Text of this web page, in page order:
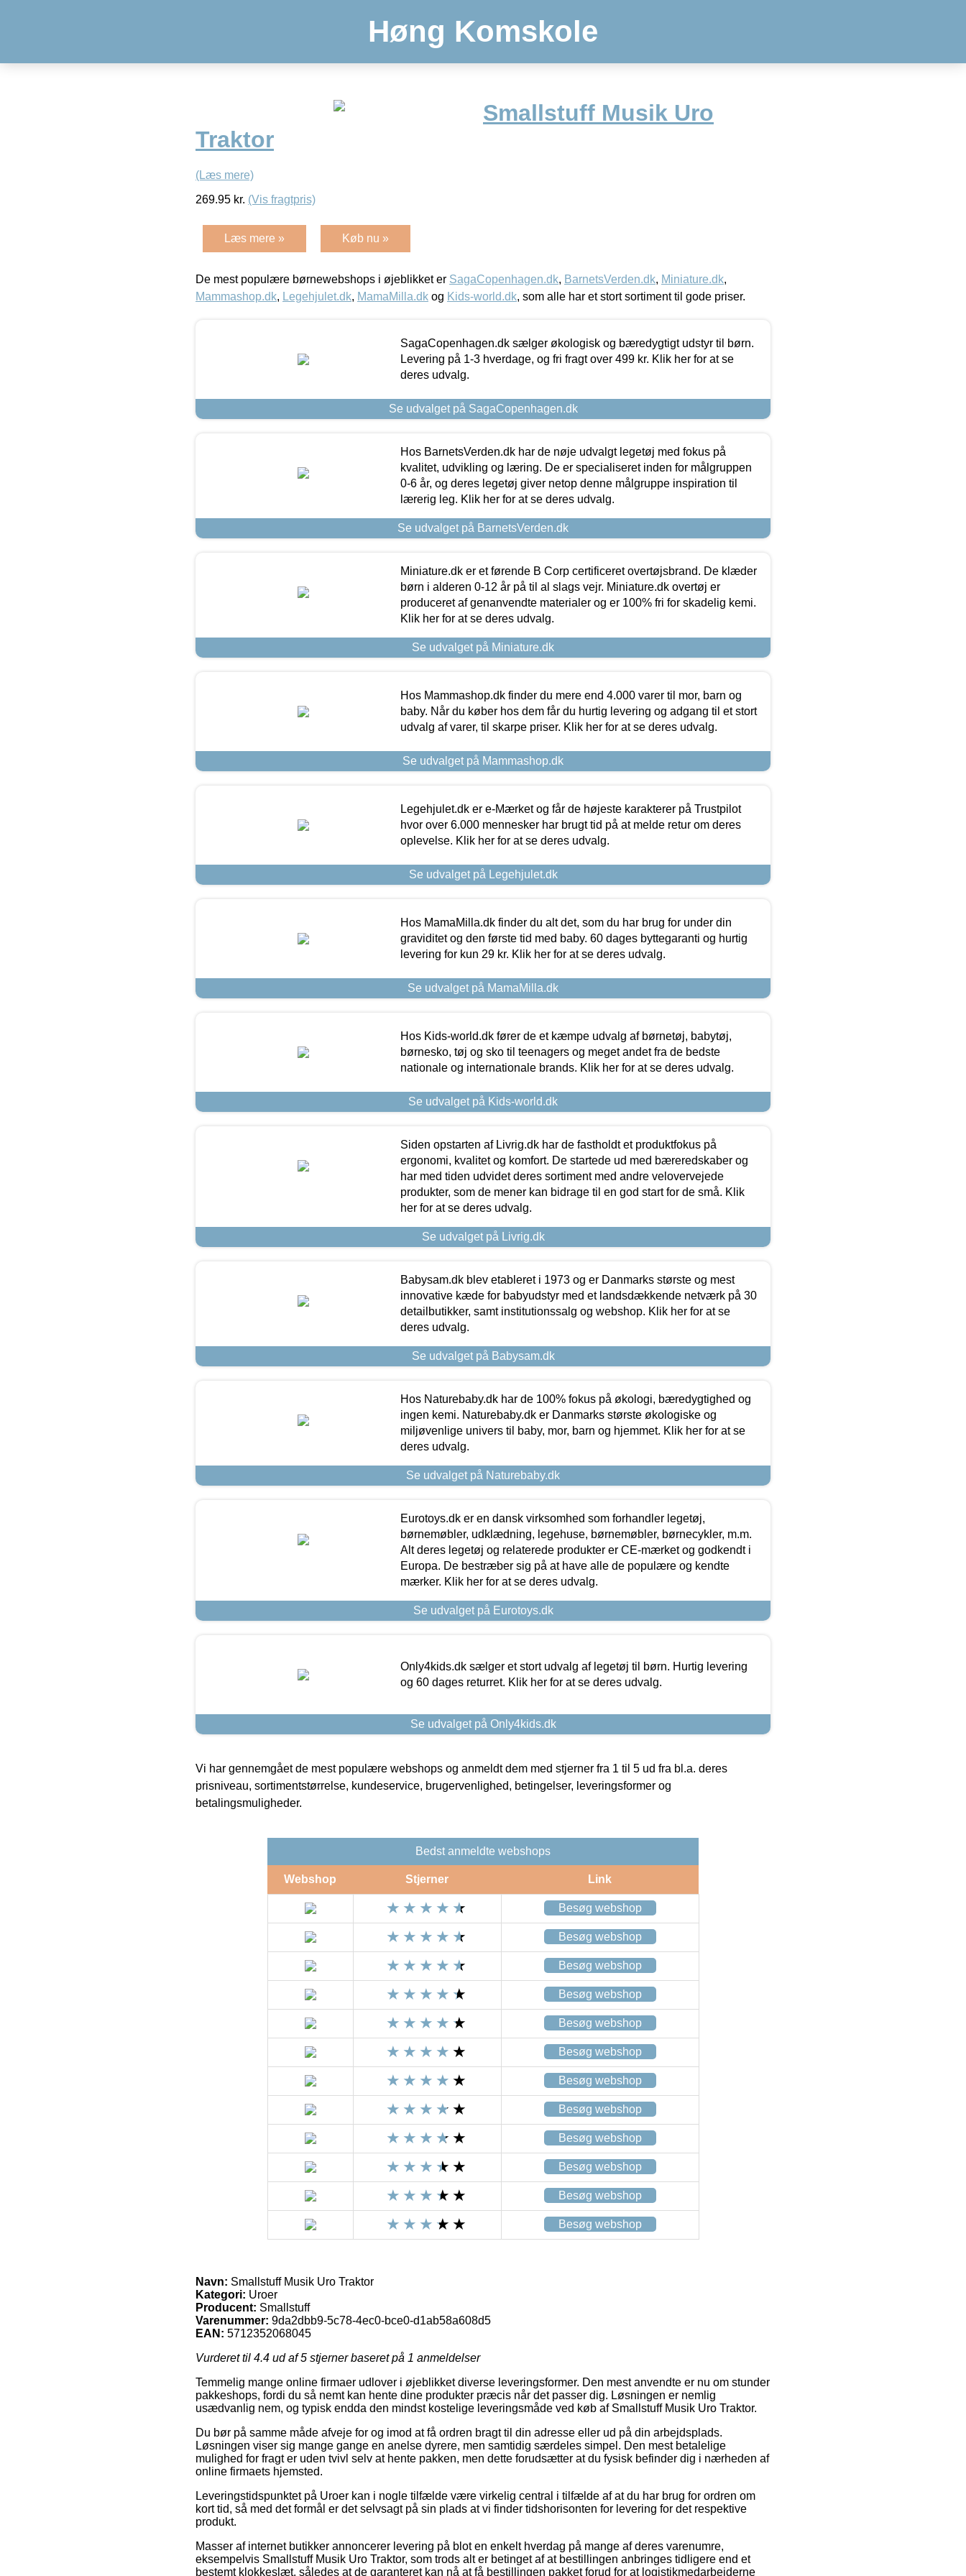
Høng Komskole
Smallstuff Musik Uro
Traktor
(Læs mere)
269.95 kr. (Vis fragtpris)
Læs mere » Køb nu »
De mest populære børnewebshops i øjeblikket er SagaCopenhagen.dk, BarnetsVerden.dk, Miniature.dk,
Mammashop.dk, Legehjulet.dk, MamaMilla.dk og Kids-world.dk, som alle har et stort sortiment til gode priser.
SagaCopenhagen.dk sælger økologisk og bæredygtigt udstyr til børn.
Levering på 1-3 hverdage, og fri fragt over 499 kr. Klik her for at se
deres udvalg.
Se udvalget på SagaCopenhagen.dk
Hos BarnetsVerden.dk har de nøje udvalgt legetøj med fokus på
kvalitet, udvikling og læring. De er specialiseret inden for målgruppen
0-6 år, og deres legetøj giver netop denne målgruppe inspiration til
lærerig leg. Klik her for at se deres udvalg.
Se udvalget på BarnetsVerden.dk
Miniature.dk er et førende B Corp certificeret overtøjsbrand. De klæder
børn i alderen 0-12 år på til al slags vejr. Miniature.dk overtøj er
produceret af genanvendte materialer og er 100% fri for skadelig kemi.
Klik her for at se deres udvalg.
Se udvalget på Miniature.dk
Hos Mammashop.dk finder du mere end 4.000 varer til mor, barn og
baby. Når du køber hos dem får du hurtig levering og adgang til et stort
udvalg af varer, til skarpe priser. Klik her for at se deres udvalg.
Se udvalget på Mammashop.dk
Legehjulet.dk er e-Mærket og får de højeste karakterer på Trustpilot
hvor over 6.000 mennesker har brugt tid på at melde retur om deres
oplevelse. Klik her for at se deres udvalg.
Se udvalget på Legehjulet.dk
Hos MamaMilla.dk finder du alt det, som du har brug for under din
graviditet og den første tid med baby. 60 dages byttegaranti og hurtig
levering for kun 29 kr. Klik her for at se deres udvalg.
Se udvalget på MamaMilla.dk
Hos Kids-world.dk fører de et kæmpe udvalg af børnetøj, babytøj,
børnesko, tøj og sko til teenagers og meget andet fra de bedste
nationale og internationale brands. Klik her for at se deres udvalg.
Se udvalget på Kids-world.dk
Siden opstarten af Livrig.dk har de fastholdt et produktfokus på
ergonomi, kvalitet og komfort. De startede ud med bæreredskaber og
har med tiden udvidet deres sortiment med andre velovervejede
produkter, som de mener kan bidrage til en god start for de små. Klik
her for at se deres udvalg.
Se udvalget på Livrig.dk
Babysam.dk blev etableret i 1973 og er Danmarks største og mest
innovative kæde for babyudstyr med et landsdækkende netværk på 30
detailbutikker, samt institutionssalg og webshop. Klik her for at se
deres udvalg.
Se udvalget på Babysam.dk
Hos Naturebaby.dk har de 100% fokus på økologi, bæredygtighed og
ingen kemi. Naturebaby.dk er Danmarks største økologiske og
miljøvenlige univers til baby, mor, barn og hjemmet. Klik her for at se
deres udvalg.
Se udvalget på Naturebaby.dk
Eurotoys.dk er en dansk virksomhed som forhandler legetøj,
børnemøbler, udklædning, legehuse, børnemøbler, børnecykler, m.m.
Alt deres legetøj og relaterede produkter er CE-mærket og godkendt i
Europa. De bestræber sig på at have alle de populære og kendte
mærker. Klik her for at se deres udvalg.
Se udvalget på Eurotoys.dk
Only4kids.dk sælger et stort udvalg af legetøj til børn. Hurtig levering
og 60 dages returret. Klik her for at se deres udvalg.
Se udvalget på Only4kids.dk
Vi har gennemgået de mest populære webshops og anmeldt dem med stjerner fra 1 til 5 ud fra bl.a. deres
prisniveau, sortimentstørrelse, kundeservice, brugervenlighed, betingelser, leveringsformer og
betalingsmuligheder.
Bedst anmeldte webshops
Webshop Stjerner Link
Besøg webshop
Besøg webshop
Besøg webshop
Besøg webshop
Besøg webshop
Besøg webshop
Besøg webshop
Besøg webshop
Besøg webshop
Besøg webshop
Besøg webshop
Besøg webshop
Navn: Smallstuff Musik Uro Traktor
Kategori: Uroer
Producent: Smallstuff
Varenummer: 9da2dbb9-5c78-4ec0-bce0-d1ab58a608d5
EAN: 5712352068045
Vurderet til 4.4 ud af 5 stjerner baseret på 1 anmeldelser
Temmelig mange online firmaer udlover i øjeblikket diverse leveringsformer. Den mest anvendte er nu om stunder
pakkeshops, fordi du så nemt kan hente dine produkter præcis når det passer dig. Løsningen er nemlig
usædvanlig nem, og typisk endda den mindst kostelige leveringsmåde ved køb af Smallstuff Musik Uro Traktor.
Du bør på samme måde afveje for og imod at få ordren bragt til din adresse eller ud på din arbejdsplads.
Løsningen viser sig mange gange en anelse dyrere, men samtidig særdeles simpel. Den mest betalelige
mulighed for fragt er uden tvivl selv at hente pakken, men dette forudsætter at du fysisk befinder dig i nærheden af
online firmaets hjemsted.
Leveringstidspunktet på Uroer kan i nogle tilfælde være virkelig central i tilfælde af at du har brug for ordren om
kort tid, så med det formål er det selvsagt på sin plads at vi finder tidshorisonten for levering for det respektive
produkt.
Masser af internet butikker annoncerer levering på blot en enkelt hverdag på mange af deres varenumre,
eksempelvis Smallstuff Musik Uro Traktor, som trods alt er betinget af at bestillingen anbringes tidligere end et
bestemt klokkeslæt, således at de garanteret kan nå at få bestillingen pakket forud for at logistikmedarbejderne